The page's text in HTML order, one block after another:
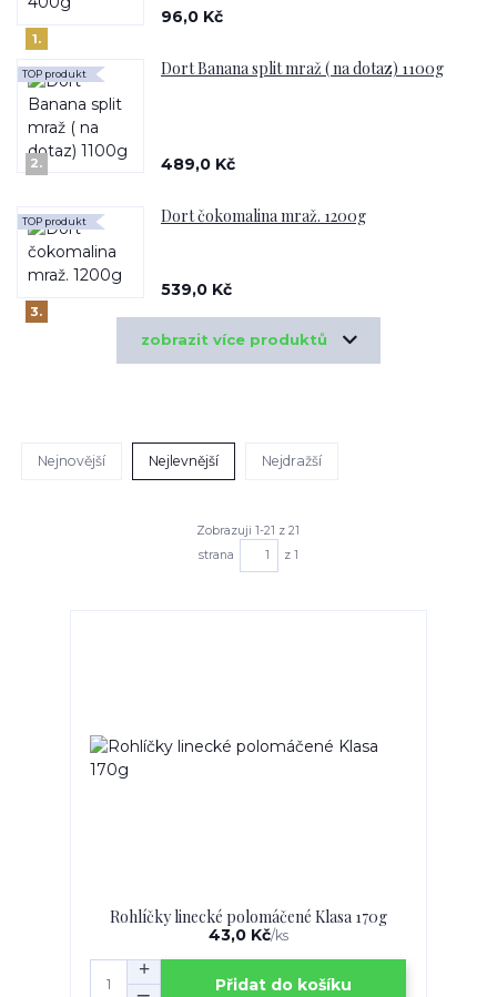
1.
96,0 Kč
2.
Dort Banana split mraž ( na dotaz) 1100g
TOP produkt
489,0 Kč
3.
Dort čokomalina mraž. 1200g
TOP produkt
539,0 Kč
zobrazit více produktů
Nejnovější Nejlevnější Nejdražší
Zobrazuji 1-21 z 21
strana
z 1
Rohlíčky linecké polomáčené Klasa 170g
43,0 Kč/ks
Přidat do košíku